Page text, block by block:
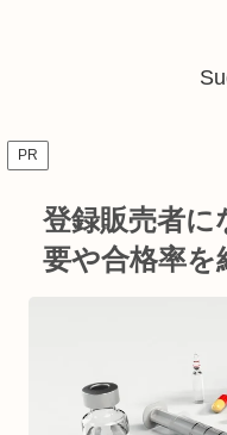
PR
登録販売者に
要や合格率を